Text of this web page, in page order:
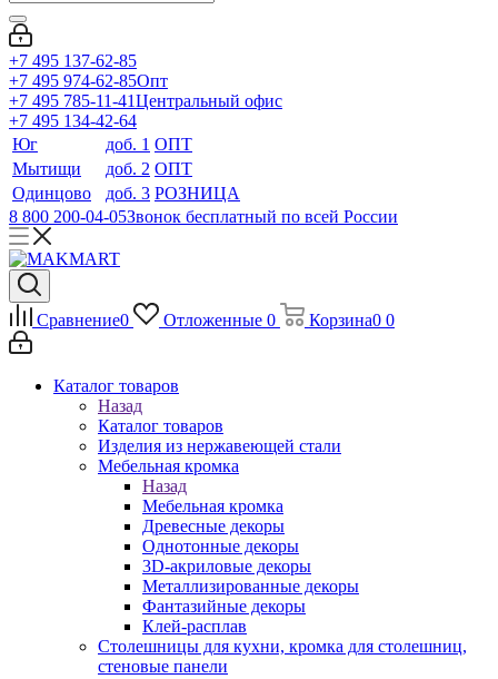
+7 495 137-62-85
+7 495 974-62-85Опт
+7 495 785-11-41Центральный офис
+7 495 134-42-64
Юг
доб. 1 ОПТ
Мытищи
доб. 2 ОПТ
Одинцово
доб. 3 РОЗНИЦА
8 800 200-04-05Звонок бесплатный по всей России
Сравнение0 Отложенные 0 Корзина0 0
Каталог товаров
Назад
Каталог товаров
Изделия из нержавеющей стали
Мебельная кромка
Назад
Мебельная кромка
Древесные декоры
Однотонные декоры
3D-акриловые декоры
Металлизированные декоры
Фантазийные декоры
Клей-расплав
Столешницы для кухни, кромка для столешниц,
стеновые панели